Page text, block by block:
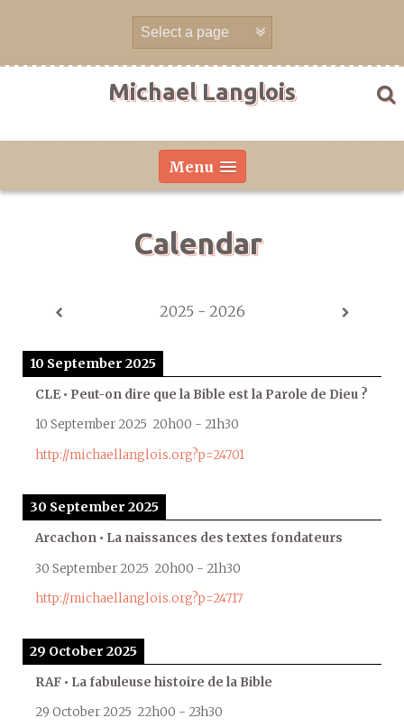
Michael Langlois
Menu
Calendar
2025 - 2026
10 September 2025
CLE • Peut-on dire que la Bible est la Parole de Dieu ?
10 September 2025 20h00 - 21h30
http://michaellanglois.org?p=24701
30 September 2025
Arcachon • La naissances des textes fondateurs
30 September 2025 20h00 - 21h30
http://michaellanglois.org?p=24717
29 October 2025
RAF • La fabuleuse histoire de la Bible
29 October 2025 22h00 - 23h30